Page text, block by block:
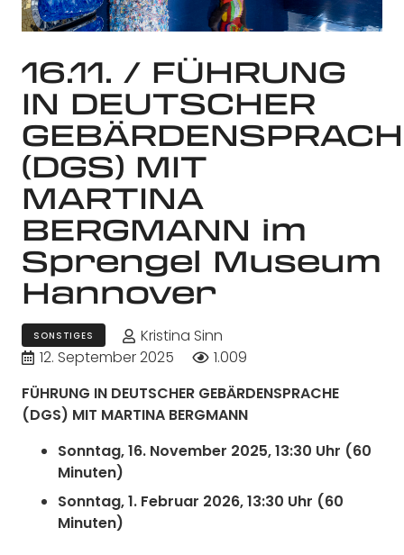
16.11. / FÜHRUNG
IN DEUTSCHER
(DGS) MIT
MARTINA
BERGMANN im
Sprengel Museum
Hannover
SONSTIGES
Kristina Sinn
12. September 2025
1.009
FÜHRUNG IN DEUTSCHER GEBÄRDENSPRACHE
(DGS) MIT MARTINA BERGMANN
Sonntag, 16. November 2025, 13:30 Uhr (60
Minuten)
Sonntag, 1. Februar 2026, 13:30 Uhr (60
Minuten)